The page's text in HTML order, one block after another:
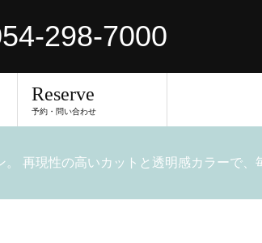
298-7000
Reserve
予約・問い合わせ
再現性の高いカットと透明感カラーで、